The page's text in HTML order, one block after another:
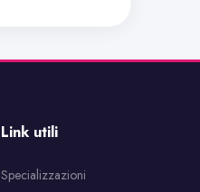
Link utili
Specializzazioni